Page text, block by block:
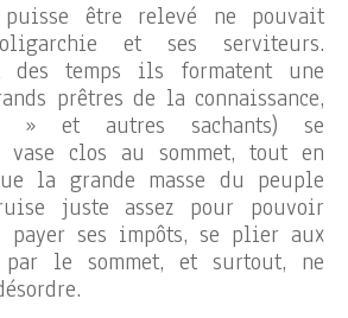
être relevé ne pouvait
et ses serviteurs.
temps ils formatent une
prêtres de la connaissance,
» et autres sachants) se
vase clos au sommet, tout en
la grande masse du peuple
juste assez pour pouvoir
ses impôts, se plier aux
le sommet, et surtout, ne